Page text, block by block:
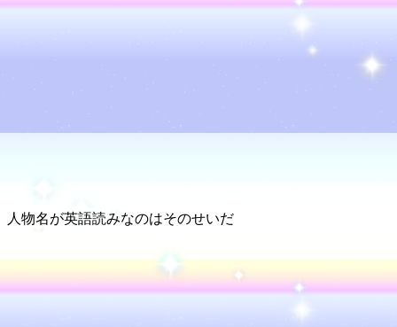
人物名が英語読みなのはそのせいだ